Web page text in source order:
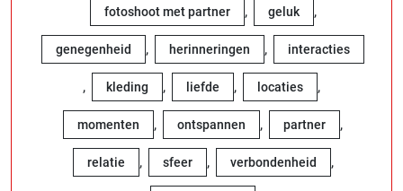
fotoshoot met partner , geluk ,
genegenheid , herinneringen , interacties
, kleding , liefde , locaties ,
momenten , ontspannen , partner ,
relatie , sfeer , verbondenheid ,